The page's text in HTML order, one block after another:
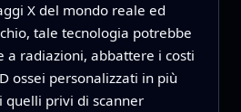
X del mondo reale ed
tale tecnologia potrebbe
a radiazioni, abbattere i costi
ossei personalizzati in più
privi di scanner